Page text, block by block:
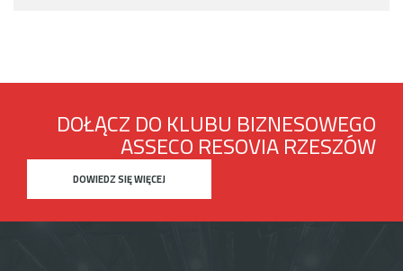
DOŁĄCZ DO KLUBU BIZNESOWEGO
ASSECO RESOVIA RZESZÓW
DOWIEDZ SIĘ WIĘCEJ